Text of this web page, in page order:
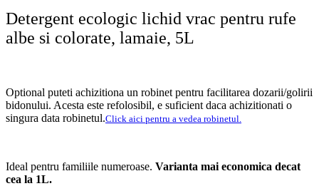
5l
Biolu
Detergent ecologic lichid vrac pentru rufe
albe si colorate, lamaie, 5L
Optional puteti achizitiona un robinet pentru facilitarea dozarii/golirii
bidonului. Acesta este refolosibil, e suficient daca achizitionati o
singura data robinetul.Click aici pentru a vedea robinetul.
Ideal pentru familiile numeroase. Varianta mai economica decat
cea la 1L.